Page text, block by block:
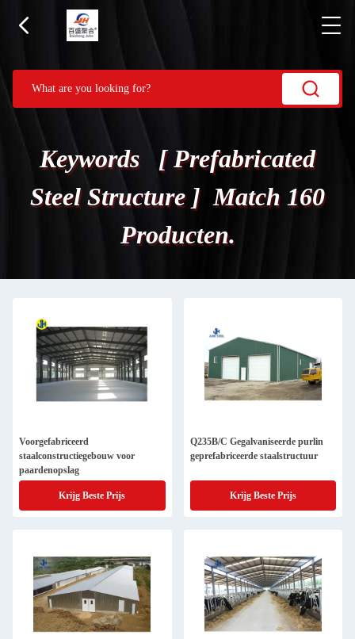
Keywords [ Prefabricated
Steel Structure ] Match 160
Producten.
Voorgefabriceerd
staalconstructiegebouw voor
paardenopslag
Krijg Beste Prijs
Q235B/C Gegalvaniseerde purlin
geprefabriceerde staalstructuur
Krijg Beste Prijs